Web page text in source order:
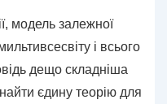
модель залежної
і всього
дещо складніша
єдину теорію для